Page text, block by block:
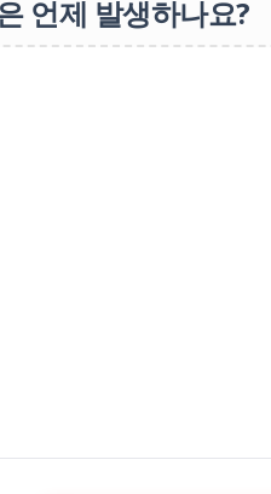
언제 발생하나요?